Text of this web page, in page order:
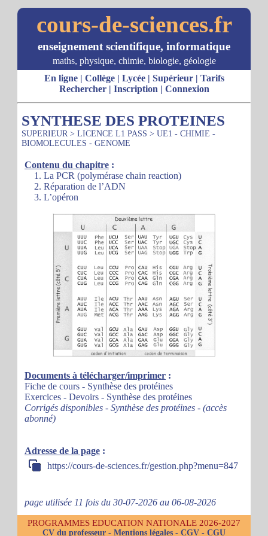
cours-de-sciences.fr
enseignement scientifique, informatique
maths, physique, chimie, biologie, géologie
En ligne| Collège| Lycée| Supérieur| Tarifs
Rechercher| Inscription | Connexion
SYNTHESE DES PROTEINES
SUPERIEUR> LICENCE L1 PASS > UE1 - CHIMIE -
BIOMOLECULES - GENOME
Contenu du chapitre :
1. La PCR (polymérase chain reaction)
2. Réparation de l’ADN
3. L’opéron
Documents à télécharger/imprimer :
Fiche de cours - Synthèse des protéines
Exercices - Devoirs - Synthèse des protéines
Corrigés disponibles - Synthèse des protéines - (accès
abonné)
Adresse de la page :
https://cours-de-sciences.fr/gestion.php?menu=847
page utilisée 11 fois du 30-07-2026 au 06-08-2026
PROGRAMMES EDUCATION NATIONALE 2026-2027
CV du professeur - Mentions légales - CGV - CGU